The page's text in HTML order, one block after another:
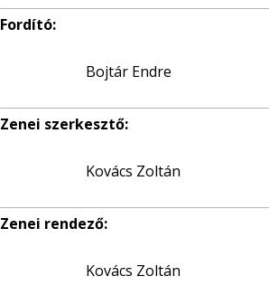
Fordító:
Bojtár Endre
Zenei szerkesztő:
Kovács Zoltán
Zenei rendező:
Kovács Zoltán